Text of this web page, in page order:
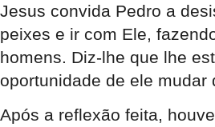
Jesus convida Pedro a
peixes e ir com Ele,
homens. Diz-lhe que lhe
oportunidade de ele mudar
Após a reflexão feita,